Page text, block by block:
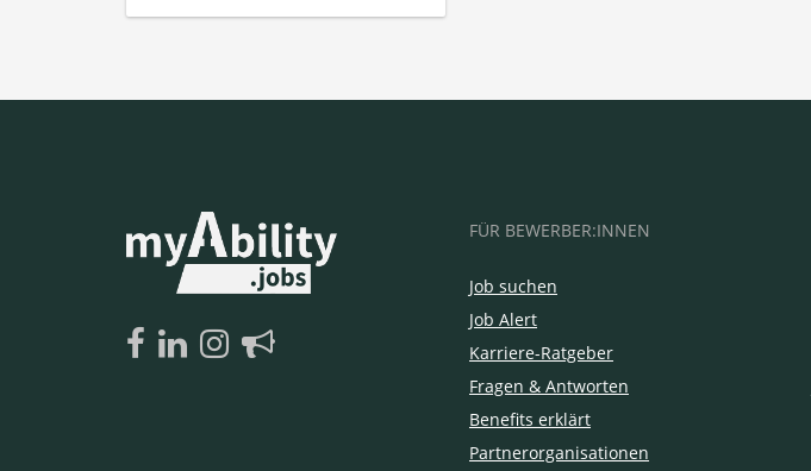
FÜR BEWERBER:INNEN
Job suchen
Job Alert
Karriere-Ratgeber
Fragen & Antworten
Benefits erklärt
Partnerorganisationen